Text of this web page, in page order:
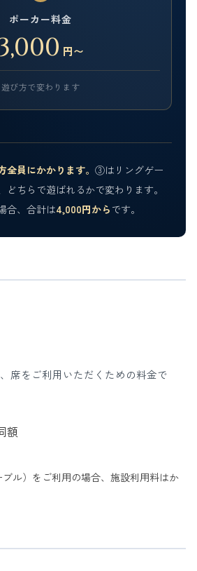
ポーカー料金
円〜
遊び方で変わります
員にかかります。 ③はリングゲー
どちらで遊ばれるかで変わります。
合、合計は4,000円から です。
席をご利用いただくための料金で
額
ル）をご利用の場合、施設利用料はか